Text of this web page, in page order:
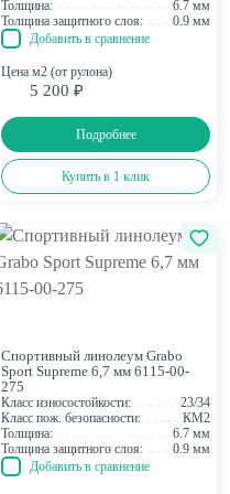
Толщина:
6.7 мм
Толщина защитного слоя:
0.9 мм
Добавить в сравнение
Цена м2 (от рулона)
5 200 ₽
Подробнее
Купить в 1 клик
Спортивный линолеум Grabo
Sport Supreme 6,7 мм 6115-00-
275
Класс износостойкости:
23/34
Класс пож. безопасности:
КМ2
Толщина:
6.7 мм
Толщина защитного слоя:
0.9 мм
Добавить в сравнение